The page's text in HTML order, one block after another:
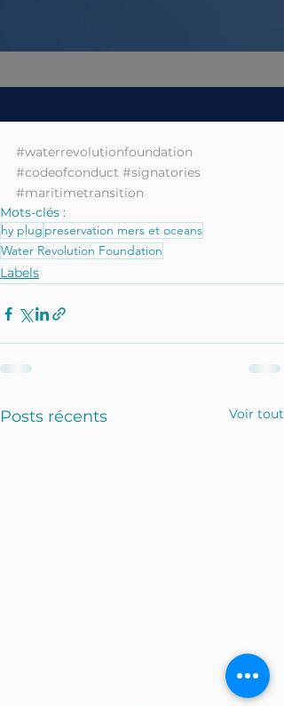
#waterrevolutionfoundation
#codeofconduct #signatories
#maritimetransition
Mots-clés :
hy plug preservation mers et oceans
Water Revolution Foundation
Labels
Posts récents Voir tout